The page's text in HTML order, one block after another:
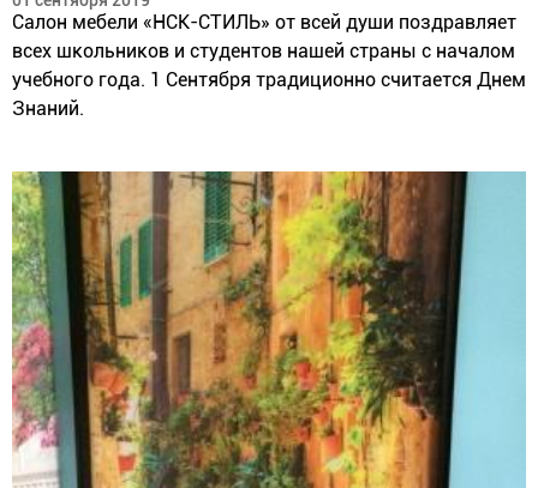
Салон мебели «НСК-СТИЛЬ» от всей души поздравляет
всех школьников и студентов нашей страны с началом
учебного года. 1 Сентября традиционно считается Днем
Знаний.